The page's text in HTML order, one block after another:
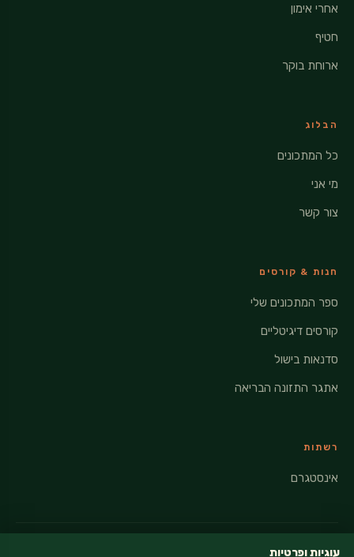
אחרי אימון
חטיף
ארוחת בוקר
הבלוג
כל המתכונים
מי אני
צור קשר
חנות & קורסים
ספר המתכונים שלי
קורסים דיגיטליים
סדנאות בישול
אתגר התזונה הבריאה
רשתות
אינסטגרם
עוגיות ופרטיות